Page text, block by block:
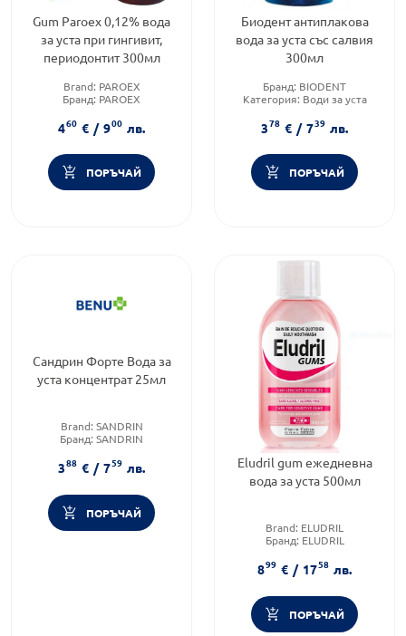
Gum Paroex 0,12% вода
за уста при гингивит,
периодонтит 300мл
Brand: PAROEX
Бранд: PAROEX
уста
460 € / 900 лв.
ПОРЪЧАЙ
Биодент антиплакова
вода за уста със салвия
300мл
Бранд: BIODENT
Категория: Води за уста
378 € / 739 лв.
ПОРЪЧАЙ
Сандрин Форте Вода за
уста концентрат 25мл
Brand: SANDRIN
Бранд: SANDRIN
388 € / 759 лв.
ПОРЪЧАЙ
Eludril gum ежедневна
вода за уста 500мл
Brand: ELUDRIL
Бранд: ELUDRIL
уста
899 € / 1758 лв.
ПОРЪЧАЙ